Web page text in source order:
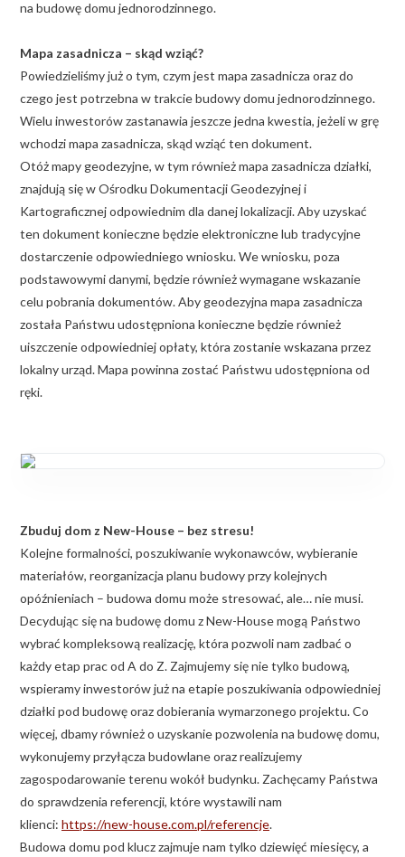
na budowę domu jednorodzinnego.
Mapa zasadnicza – skąd wziąć?
Powiedzieliśmy już o tym, czym jest mapa zasadnicza oraz do
czego jest potrzebna w trakcie budowy domu jednorodzinnego.
Wielu inwestorów zastanawia jeszcze jedna kwestia, jeżeli w grę
wchodzi mapa zasadnicza, skąd wziąć ten dokument.
Otóż mapy geodezyjne, w tym również mapa zasadnicza działki,
znajdują się w Ośrodku Dokumentacji Geodezyjnej i
Kartograficznej odpowiednim dla danej lokalizacji. Aby uzyskać
ten dokument konieczne będzie elektroniczne lub tradycyjne
dostarczenie odpowiedniego wniosku. We wniosku, poza
podstawowymi danymi, będzie również wymagane wskazanie
celu pobrania dokumentów. Aby geodezyjna mapa zasadnicza
została Państwu udostępniona konieczne będzie również
uiszczenie odpowiedniej opłaty, która zostanie wskazana przez
lokalny urząd. Mapa powinna zostać Państwu udostępniona od
ręki.
Zbuduj dom z New-House – bez stresu!
Kolejne formalności, poszukiwanie wykonawców, wybieranie
materiałów, reorganizacja planu budowy przy kolejnych
opóźnieniach – budowa domu może stresować, ale… nie musi.
Decydując się na budowę domu z New-House mogą Państwo
wybrać kompleksową realizację, która pozwoli nam zadbać o
każdy etap prac od A do Z. Zajmujemy się nie tylko budową,
wspieramy inwestorów już na etapie poszukiwania odpowiedniej
działki pod budowę oraz dobierania wymarzonego projektu. Co
więcej, dbamy również o uzyskanie pozwolenia na budowę domu,
wykonujemy przyłącza budowlane oraz realizujemy
zagospodarowanie terenu wokół budynku. Zachęcamy Państwa
do sprawdzenia referencji, które wystawili nam
klienci: https://new-house.com.pl/referencje.
Budowa domu pod klucz zajmuje nam tylko dziewięć miesięcy, a